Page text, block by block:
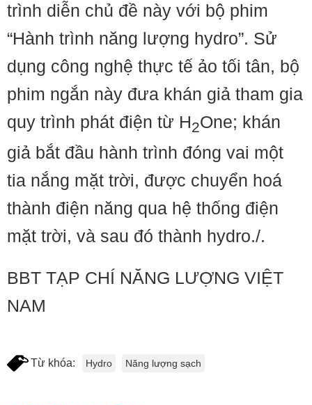
trình diễn chủ đề này với bộ phim
“Hành trình năng lượng hydro”. Sử
dụng công nghệ thực tế ảo tối tân, bộ
phim ngắn này đưa khán giả tham gia
quy trình phát điện từ H2One; khán
giả bắt đầu hành trình đóng vai một
tia nắng mặt trời, được chuyển hoá
thành điện năng qua hệ thống điện
mặt trời, và sau đó thành hydro./.
BBT TẠP CHÍ NĂNG LƯỢNG VIỆT
NAM
Từ khóa: Hydro Năng lượng sạch